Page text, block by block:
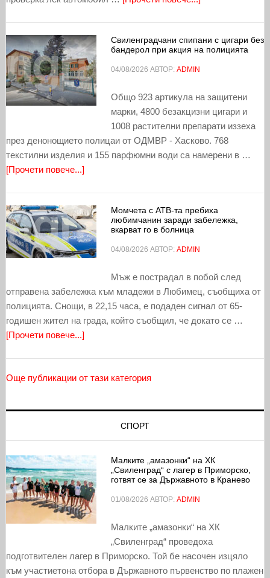
Свиленградчани спипани с цигари без
бандерол при акция на полицията
04/08/2026 АВТОР: ADMIN
Общо 923 артикула на защитени
марки, 4800 безакцизни цигари и
1008 растителни препарати иззеха
през денонощието полицаи от ОДМВР - Хасково. 768
текстилни изделия и 155 парфюмни води са намерени в …
[Прочети повече...]
Момчета с АТВ-та пребиха
любимчанин заради забележка,
вкарват го в болница
04/08/2026 АВТОР: ADMIN
Мъж е пострадал в побой след
отправена забележка към младежи в Любимец, съобщиха от
полицията. Снощи, в 22,15 часа, е подаден сигнал от 65-
годишен жител на града, който съобщил, че докато се …
[Прочети повече...]
Още публикации от тази категория
СПОРТ
Малките „амазонки“ на ХК
„Свиленград“ с лагер в Приморско,
готвят се за Държавното в Кранево
01/08/2026 АВТОР: ADMIN
Малките „амазонки“ на ХК
„Свиленград“ проведоха
подготвителен лагер в Приморско. Той бе насочен изцяло
към участиетона отбора в Държавното първенство по плажен